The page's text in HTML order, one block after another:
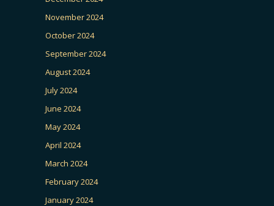
November 2024
October 2024
September 2024
August 2024
July 2024
June 2024
May 2024
April 2024
March 2024
February 2024
January 2024